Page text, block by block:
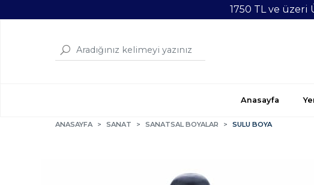
1750 TL ve
Anasayfa
ANASAYFA SANAT SANATSAL BOYALAR SULU BOYA